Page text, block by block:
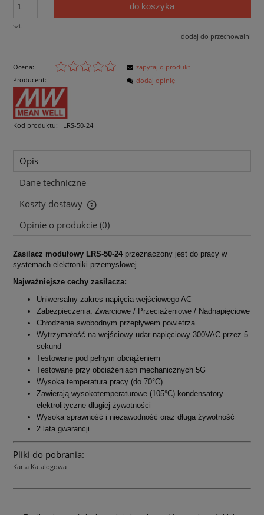
szt.
do koszyka
dodaj do przechowalni
Ocena:
Producent:
Kod produktu: LRS-50-24
zapytaj o produkt
dodaj opinię
Opis
Dane techniczne
Koszty dostawy
Cena nie zawiera ewentualnych kosztów płatności
Opinie o produkcie (0)
Zasilacz modułowy LRS-50-24 przeznaczony jest do pracy w
systemach elektroniki przemysłowej.
Najważniejsze cechy zasilacza:
Uniwersalny zakres napięcia wejściowego AC
Zabezpieczenia: Zwarciowe / Przeciążeniowe / Nadnapięciowe
Chłodzenie swobodnym przepływem powietrza
Wytrzymałość na wejściowy udar napięciowy 300VAC przez 5
sekund
Testowane pod pełnym obciążeniem
Testowane przy obciążeniach mechanicznych 5G
Wysoka temperatura pracy (do 70°C)
Zawierają wysokotemperaturowe (105°C) kondensatory
elektrolityczne długiej żywotności
Wysoka sprawność i niezawodność oraz długa żywotność
2 lata gwarancji
Pliki do pobrania:
Karta Katalogowa